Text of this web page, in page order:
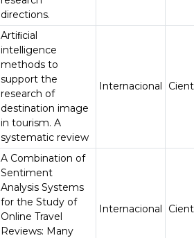
directions.
Artiﬁcial
intelligence
methods to
support the
research of
destination image
in tourism. A
systematic review
Internacional
A Combination of
Sentiment
Analysis Systems
for the Study of
Online Travel
Reviews: Many
Internacional